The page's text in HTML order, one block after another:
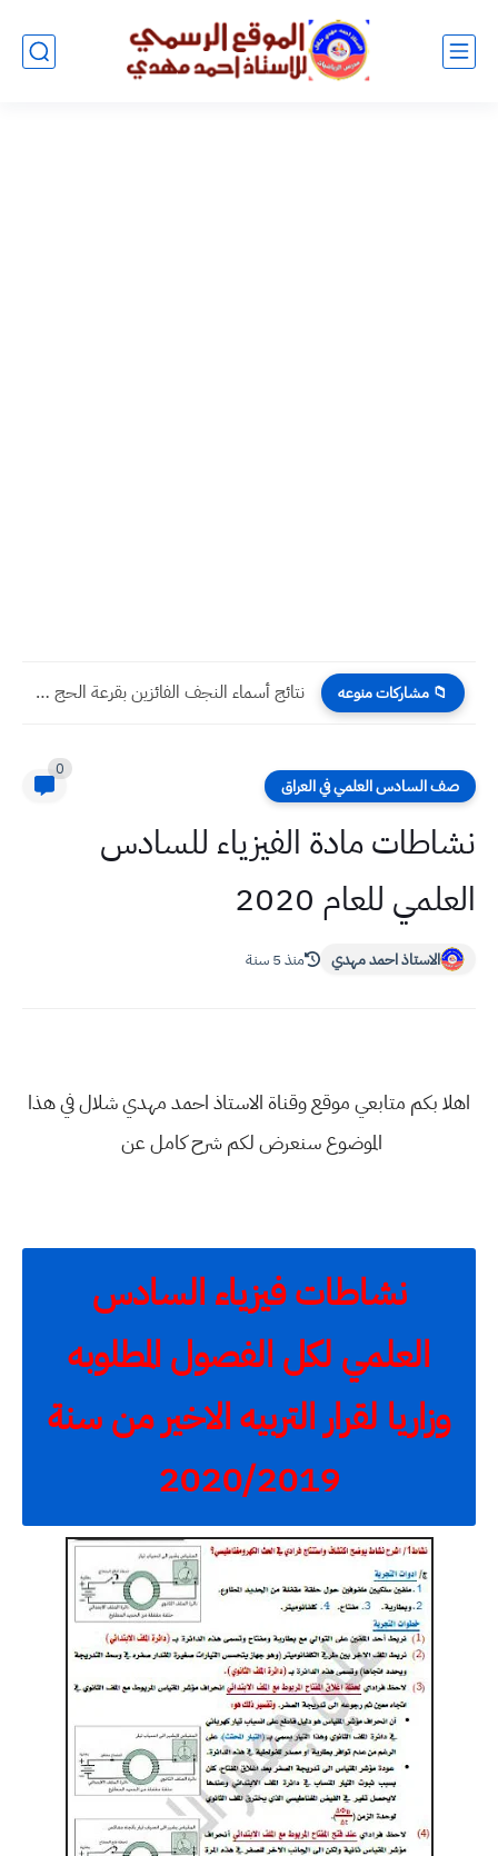
📁 مشاركات منوعه نتائج أسماء النجف الفائزين بقرعة الحج للأعوام 2025 2026 2027...
صف السادس العلمي في العراق
0
نشاطات مادة الفيزياء للسادس
العلمي للعام 2020
الاستاذ احمد مهدي منذ 5 سنة
اهلا بكم متابعي موقع وقناة الاستاذ احمد مهدي شلال في هذا
الموضوع سنعرض لكم شرح كامل عن
نشاطات فيزياء السادس
العلمي لكل الفصول المطلوبه
وزاريا لقرار التربيه الاخير من سنة
2020/2019